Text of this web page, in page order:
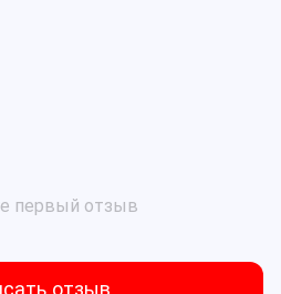
первый отзыв
отзыв